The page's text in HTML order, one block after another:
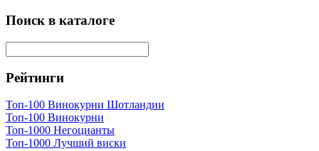
Поиск в каталоге
Рейтинги
Топ-100 Винокурни Шотландии
Топ-100 Винокурни
Топ-1000 Негоцианты
Топ-1000 Лучший виски